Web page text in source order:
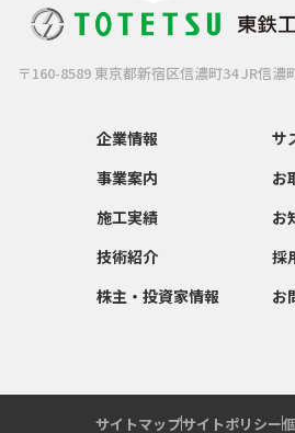
〒160-8589 東京都新宿区信濃町34 JR信濃
企業情報
事業案内
施工実績
技術紹介
株主・投資家情報
サ
お
お
採
お
サイトマップサイトポリシー